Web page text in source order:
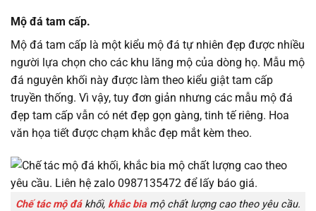
Mộ đá tam cấp.
Mộ đá tam cấp là một kiểu mộ đá tự nhiên đẹp được nhiều
người lựa chọn cho các khu lăng mộ của dòng họ. Mẫu mộ
đá nguyên khối này được làm theo kiểu giật tam cấp
truyền thống. Vì vậy, tuy đơn giản nhưng các mẫu mộ đá
đẹp tam cấp vẫn có nét đẹp gọn gàng, tinh tế riêng. Hoa
văn họa tiết được chạm khắc đẹp mắt kèm theo.
Chế tác mộ đákhối, khắc biamộ chất lượng cao theo yêu cầu.